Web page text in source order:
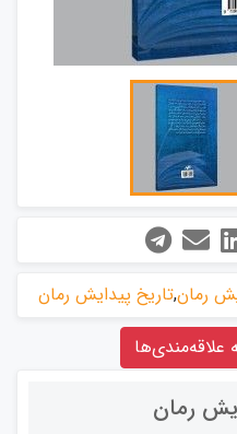
رمان,تاریخ پیدایش رمان
علاقه‌مندی‌ها
رمان